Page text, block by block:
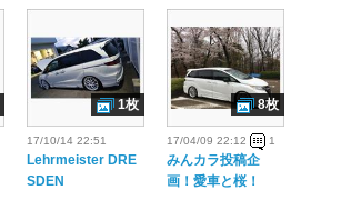
17/10/14 22:51
Lehrmeister DRE
SDEN
1枚
17/04/09 22:12 1
みんカラ投稿企
画！愛車と桜！
8枚